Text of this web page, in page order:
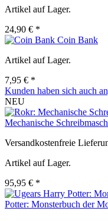
Artikel auf Lager.
24,90 € *
Coin Bank
Artikel auf Lager.
7,95 € *
Kunden haben sich auch
NEU
Mechanische
Versandkostenfreie
Artikel auf Lager.
95,95 € *
Potter: Monsterbuch der